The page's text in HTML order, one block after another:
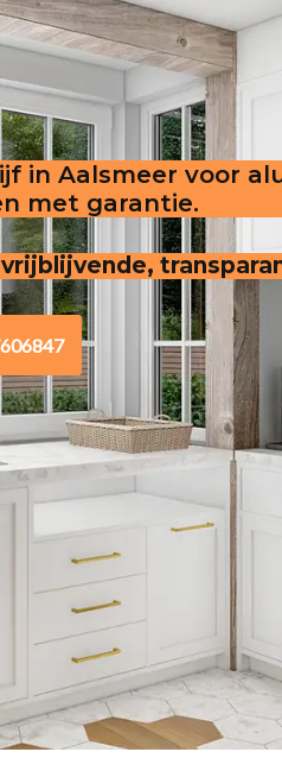
in Aalsmeer voor
met garantie.